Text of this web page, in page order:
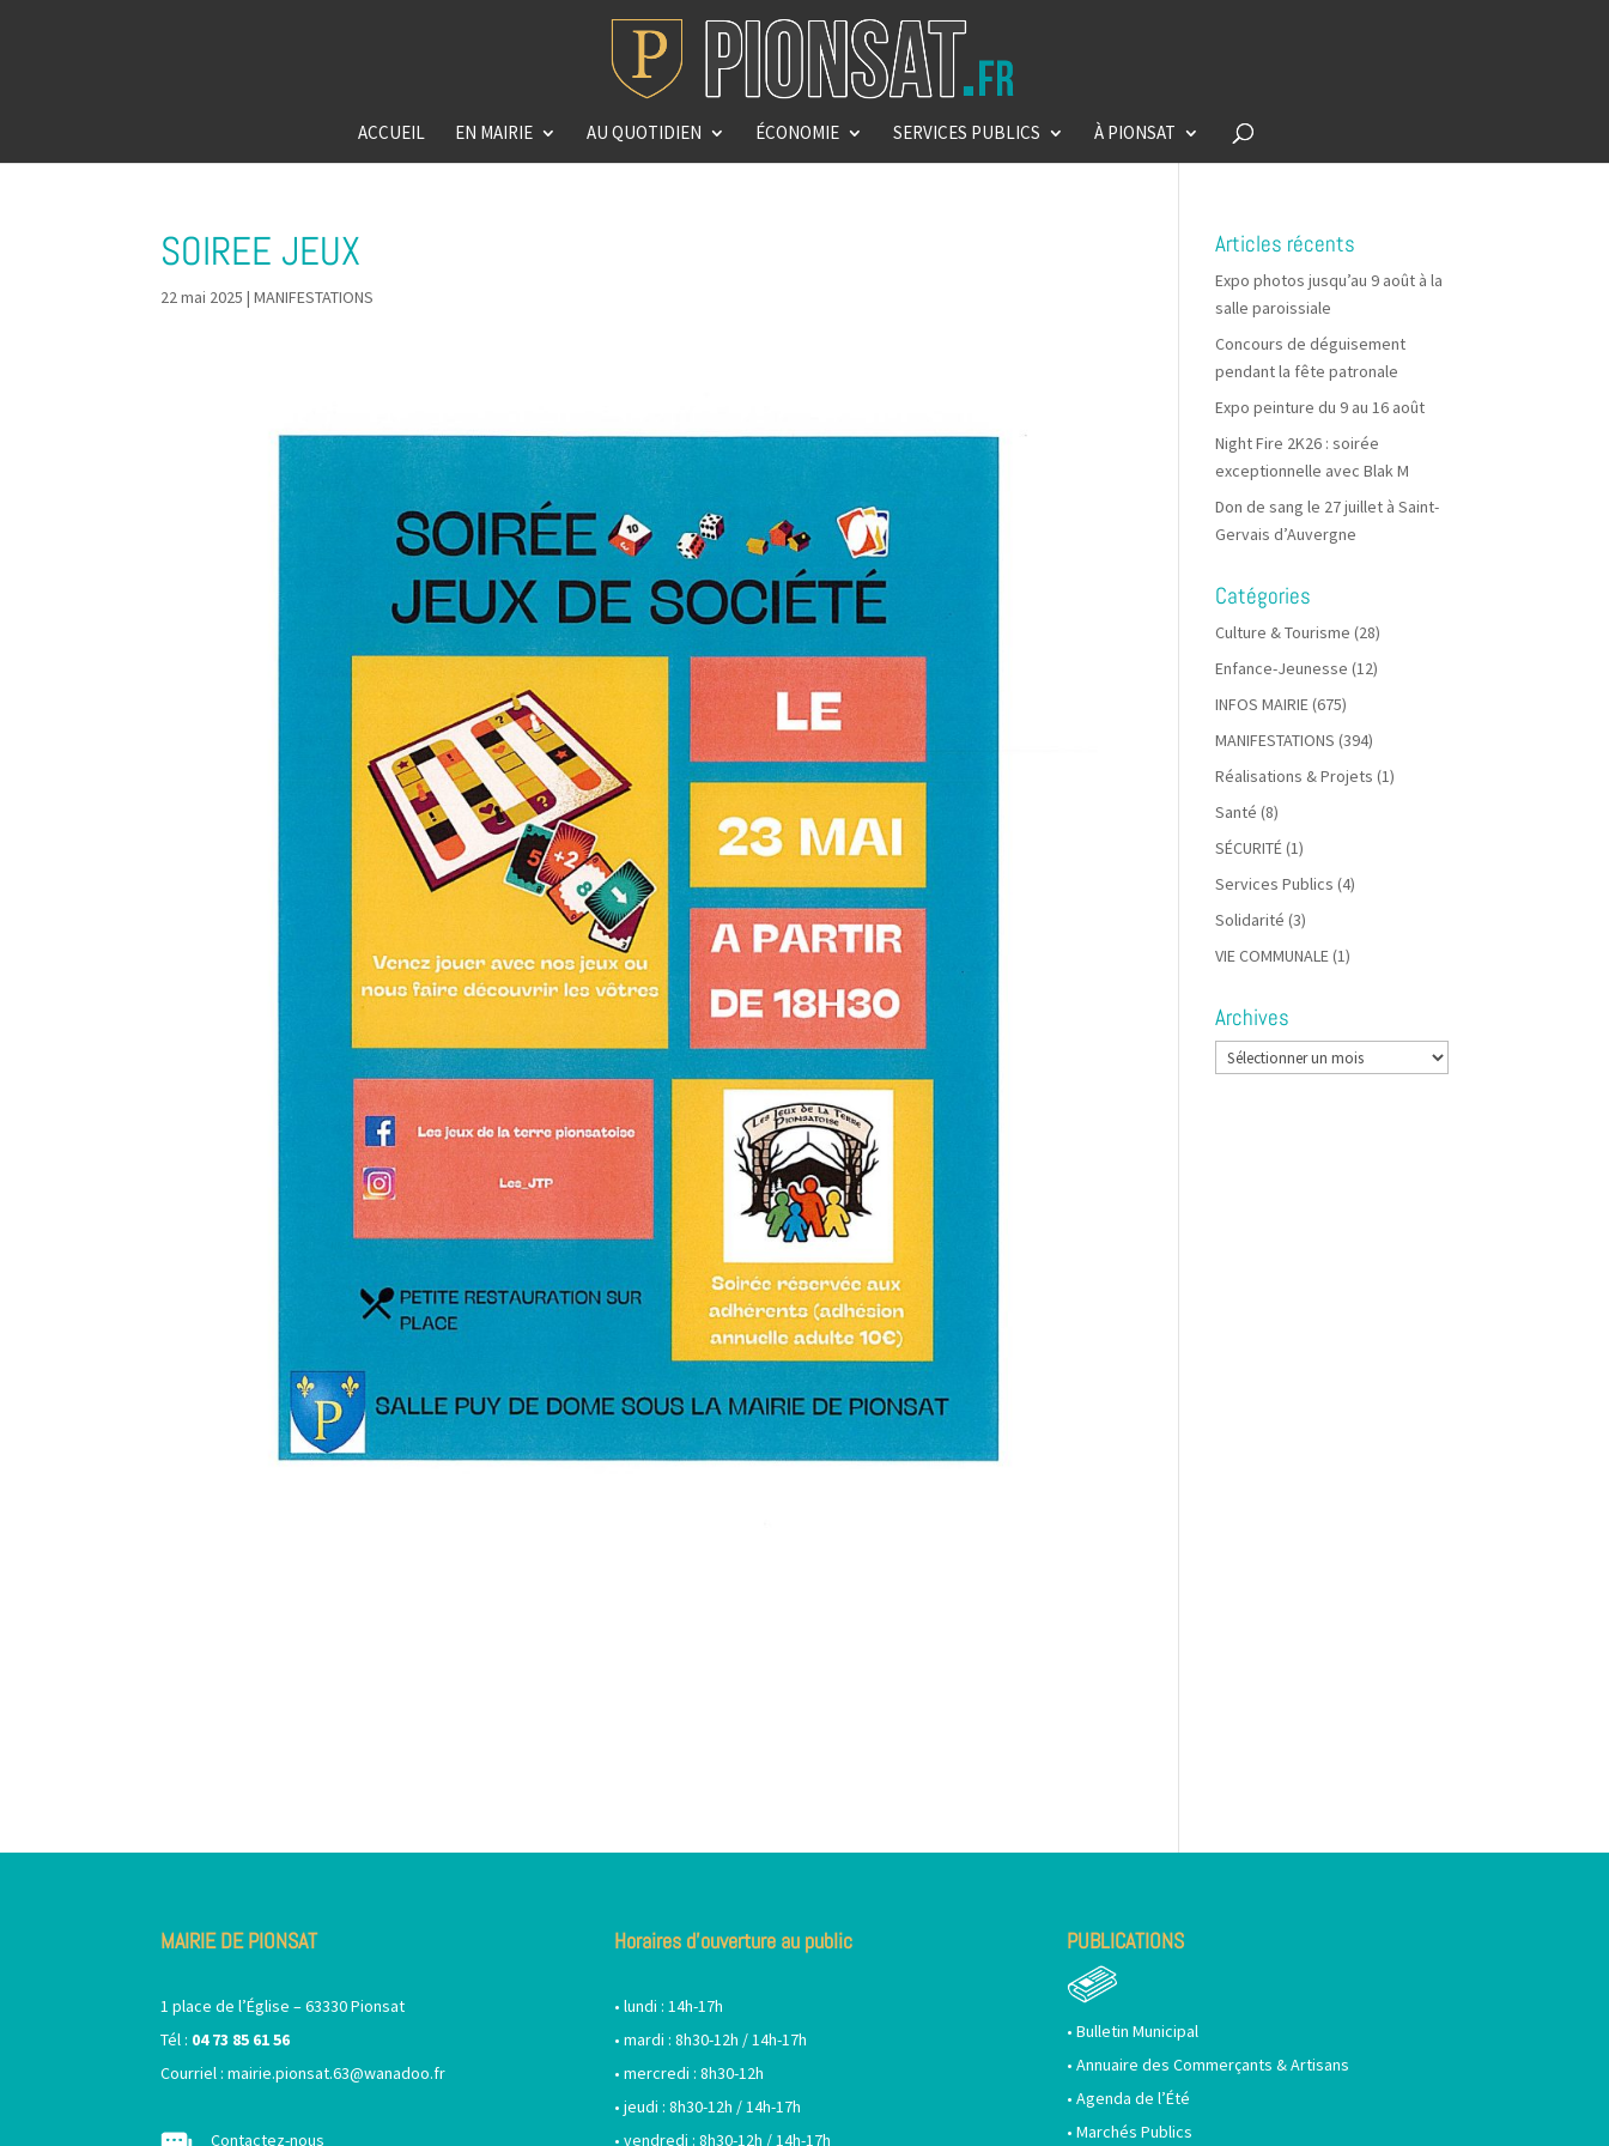
ACCUEIL EN MAIRIE AU QUOTIDIEN ÉCONOMIE SERVICES PUBLICS À PIONSAT
SOIREE JEUX
22 mai 2025 |MANIFESTATIONS
Articles récents
Expo photos jusqu’au 9 août à la
salle paroissiale
Concours de déguisement
pendant la fête patronale
Expo peinture du 9 au 16 août
Night Fire 2K26 : soirée
exceptionnelle avec Blak M
Don de sang le 27 juillet à Saint-
Gervais d’Auvergne
Catégories
Culture & Tourisme (28)
Enfance-Jeunesse (12)
INFOS MAIRIE(675)
MANIFESTATIONS (394)
Réalisations & Projets (1)
Santé (8)
SÉCURITÉ(1)
Services Publics (4)
Solidarité (3)
VIE COMMUNALE(1)
Archives
Archives
MAIRIE DE PIONSAT
1 place de l’Église – 63330 Pionsat
Tél : 04 73 85 61 56
Courriel :mairie.pionsat.63@wanadoo.fr
Contactez-nous
Horaires d’ouverture au public
• lundi : 14h-17h
• mardi : 8h30-12h / 14h-17h
• mercredi : 8h30-12h
• jeudi : 8h30-12h / 14h-17h
• vendredi : 8h30-12h / 14h-17h
PUBLICATIONS
• Bulletin Municipal
• Annuaire des Commerçants & Artisans
• Agenda de l’Été
• Marchés Publics